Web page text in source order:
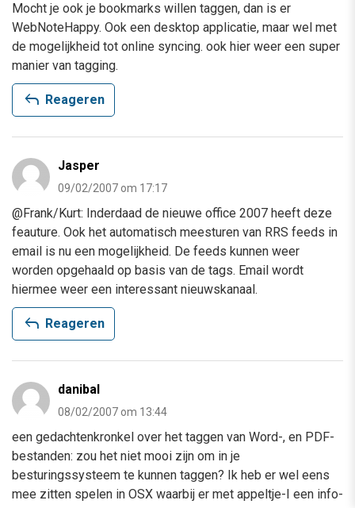
Mocht je ook je bookmarks willen taggen, dan is er
WebNoteHappy. Ook een desktop applicatie, maar wel met
de mogelijkheid tot online syncing. ook hier weer een super
manier van tagging.
reply Reageren
Jasper
09/02/2007 om 17:17
@Frank/Kurt: Inderdaad de nieuwe office 2007 heeft deze
feauture. Ook het automatisch meesturen van RRS feeds in
email is nu een mogelijkheid. De feeds kunnen weer
worden opgehaald op basis van de tags. Email wordt
hiermee weer een interessant nieuwskanaal.
reply Reageren
danibal
08/02/2007 om 13:44
een gedachtenkronkel over het taggen van Word-, en PDF-
bestanden: zou het niet mooi zijn om in je
besturingssysteem te kunnen taggen? Ik heb er wel eens
mee zitten spelen in OSX waarbij er met appeltje-I een info-